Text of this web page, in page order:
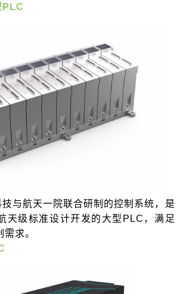
PLC
与航天一院联合研制的控制系统，是
天级标准设计开发的大型PLC，满足
求。